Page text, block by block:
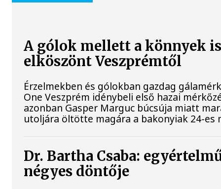
A gólok mellett a könnyek
elköszönt Veszprémtől
Érzelmekben és gólokban gazdag
One Veszprém idénybeli első hazai
azonban Gasper Marguc búcsúja miatt
utoljára öltötte magára a bakonyiak 24-
Dr. Bartha Csaba:
négyes döntője